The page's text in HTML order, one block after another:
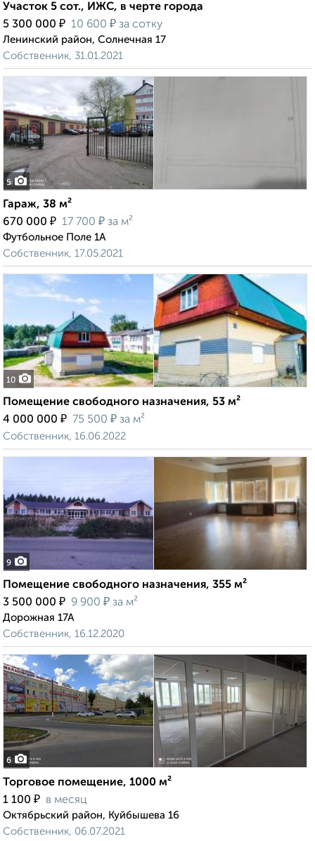
Участок 5 сот., ИЖС, в черте города
5 300 000 ₽ 10 600 ₽ за сотку
Ленинский район, Солнечная 17
Собственник, 31.01.2021
5
Гараж, 38 м²
670 000 ₽ 17 700 ₽ за м²
Футбольное Поле 1А
Собственник, 17.05.2021
10
Помещение свободного назначения, 53 м²
4 000 000 ₽ 75 500 ₽ за м²
Собственник, 16.06.2022
9
Помещение свободного назначения, 355 м²
3 500 000 ₽ 9 900 ₽ за м²
Дорожная 17А
Собственник, 16.12.2020
6
Торговое помещение, 1000 м²
1 100 ₽ в месяц
Октябрьский район, Куйбышева 16
Собственник, 06.07.2021